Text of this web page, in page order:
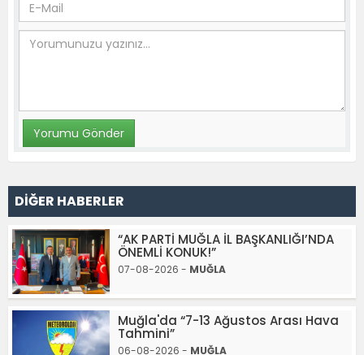
DİĞER HABERLER
“AK PARTİ MUĞLA İL BAŞKANLIĞI’NDA
ÖNEMLİ KONUK!”
07-08-2026 - MUĞLA
Muğla'da “7-13 Ağustos Arası Hava
Tahmini”
06-08-2026 - MUĞLA